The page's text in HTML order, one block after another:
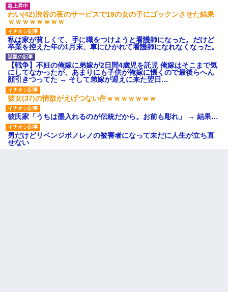
わい(42)渋谷の夜のサービスで19の女の子にゴックンさせた結果
ｗｗｗｗｗｗｗｗ
私は家が貧しくて、手に職をつけようと看護師になった。だけど
卒業を控えた年の1月末、車にひかれて看護師になれなくなった。
【戦争】不妊の俺嫁に弟嫁が2日間4歳児を託児 俺嫁はそこまで気
にしてなかったが、あまりにも子供が俺嫁に懐くので最後らへん
顔引きつってた → そして弟嫁が迎えに来た翌日…
彼女(37)の情欲がえげつない件ｗｗｗｗｗｗｗ
彼氏家「うちは墨入れるのが伝統だから。お前も彫れ」 → 結果…
男だけどリベンジポノレノの被害者になって未だに人生が立ち直
せない